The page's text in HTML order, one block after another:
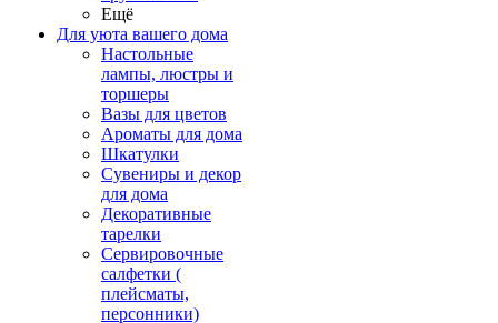
Ещё
Для уюта вашего дома
Настольные
лампы, люстры и
торшеры
Вазы для цветов
Ароматы для дома
Шкатулки
Сувениры и декор
для дома
Декоративные
тарелки
Сервировочные
салфетки (
плейсматы,
персонники)